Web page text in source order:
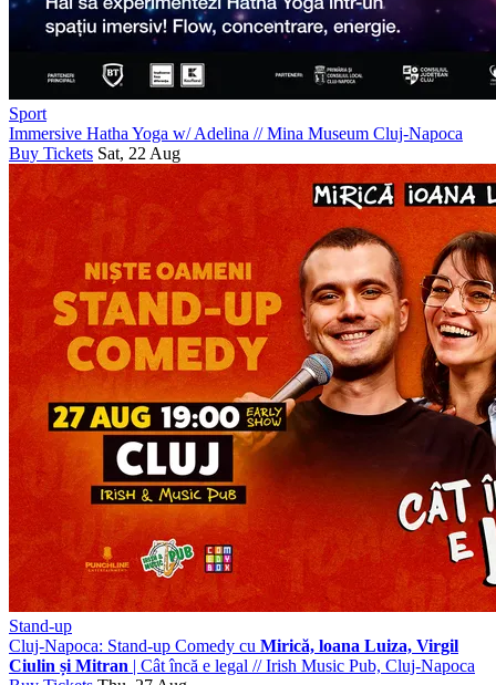
Sport
Immersive Hatha Yoga w/ Adelina //Mina Museum Cluj-Napoca
Buy Tickets Sat, 22 Aug
Stand-up
Cluj-Napoca: Stand-up Comedy cu Mirică, loana Luiza, Virgil
Ciulin și Mitran | Cât încă e legal //Irish Music Pub, Cluj-Napoca